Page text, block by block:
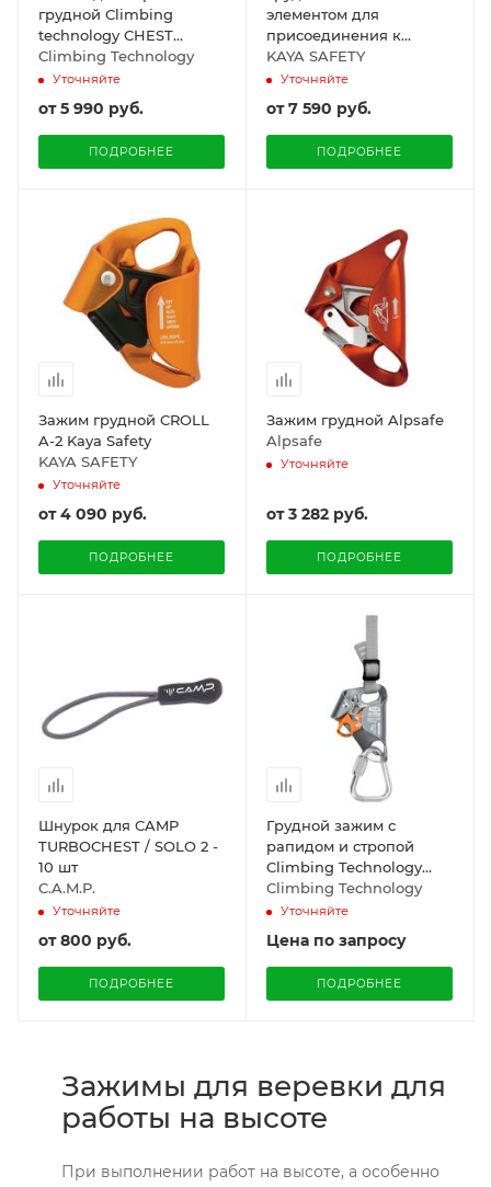
грудной Climbing
technology CHEST
ASCENDER PLUS
Climbing Technology
Уточняйте
от5 990 руб.
ПОДРОБНЕЕ
элементом для
присоединения к
привязи KAYA
KAYA SAFETY
Уточняйте
от7 590 руб.
ПОДРОБНЕЕ
Зажим грудной CROLL
A-2 Kaya Safety
KAYA SAFETY
Уточняйте
от4 090 руб.
ПОДРОБНЕЕ
Зажим грудной Alpsafe
Alpsafe
Уточняйте
от3 282 руб.
ПОДРОБНЕЕ
Шнурок для CAMP
TURBOCHEST / SOLO 2 -
10 шт
C.A.M.P.
Уточняйте
от800 руб.
ПОДРОБНЕЕ
Грудной зажим с
рапидом и стропой
Climbing Technology
ASCENDER KIT
Climbing Technology
Уточняйте
Цена по запросу
ПОДРОБНЕЕ
Зажимы для веревки для
работы на высоте
При выполнении работ на высоте, а особенно